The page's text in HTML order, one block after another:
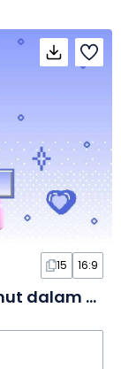
15 16:9
Latar Konsol Game Y2K yang Imut dalam Slide